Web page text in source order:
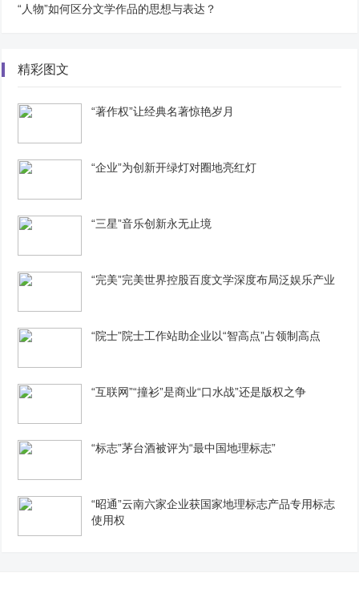
“人物”如何区分文学作品的思想与表达？
精彩图文
“著作权”让经典名著惊艳岁月
“企业”为创新开绿灯对圈地亮红灯
“三星”音乐创新永无止境
“完美”完美世界控股百度文学深度布局泛娱乐产业
“院士”院士工作站助企业以“智高点”占领制高点
“互联网”“撞衫”是商业“口水战”还是版权之争
“标志”茅台酒被评为“最中国地理标志”
“昭通”云南六家企业获国家地理标志产品专用标志
使用权